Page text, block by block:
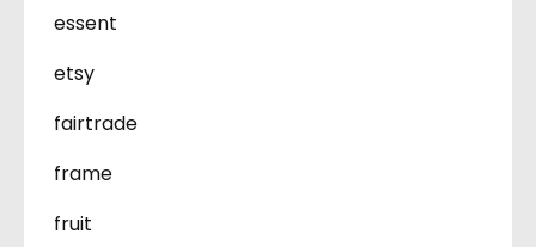
essent
etsy
fairtrade
frame
fruit